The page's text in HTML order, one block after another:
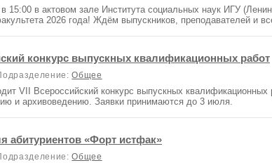
15:00 в актовом зале Института социальных наук ИГУ
2026 года! Ждём выпускников, преподавателей и
конкурс выпускных квалификационных работ
Общее
VII Всероссийский конкурс выпускных
и архивоведению. Заявки принимаются до 3 июля.
абитуриентов «Форт истфак»
Общее